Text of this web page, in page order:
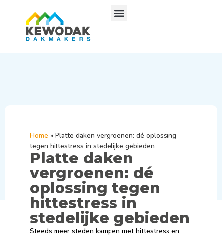
Home » Platte daken vergroenen: dé oplossing
tegen hittestress in stedelijke gebieden
Platte daken
vergroenen: dé
oplossing tegen
hittestress in
stedelijke gebieden
Steeds meer steden kampen met hittestress en